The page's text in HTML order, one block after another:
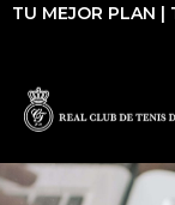
TU MEJOR PLAN |